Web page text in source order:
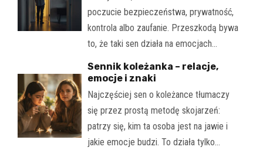
poczucie bezpieczeństwa, prywatność,
kontrola albo zaufanie. Przeszkodą bywa
to, że taki sen działa na emocjach…
Sennik koleżanka – relacje,
emocje i znaki
Najczęściej sen o koleżance tłumaczy
się przez prostą metodę skojarzeń:
patrzy się, kim ta osoba jest na jawie i
jakie emocje budzi. To działa tylko…